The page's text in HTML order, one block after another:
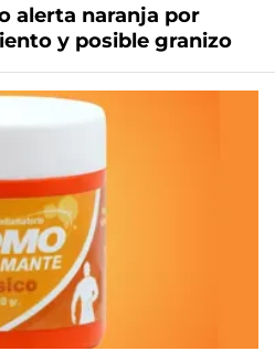
alerta naranja por
y posible granizo